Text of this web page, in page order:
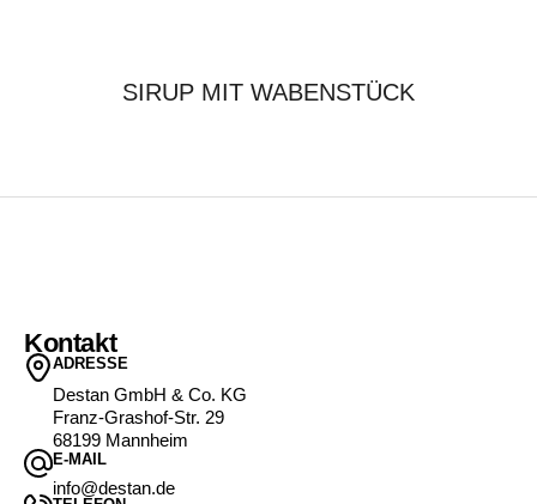
SIRUP MIT WABENSTÜCK
Kontakt
ADRESSE
Destan GmbH & Co. KG
Franz-Grashof-Str. 29
68199 Mannheim
E-MAIL
info@destan.de